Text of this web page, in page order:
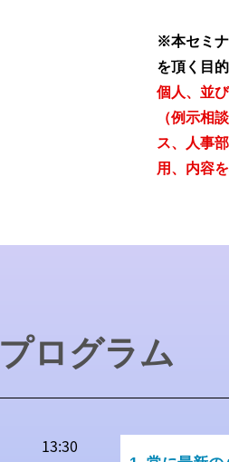
※本セミナ
を頂く目
個人、並
（例示相
ス、人事
用、内容
プログラム
13:30